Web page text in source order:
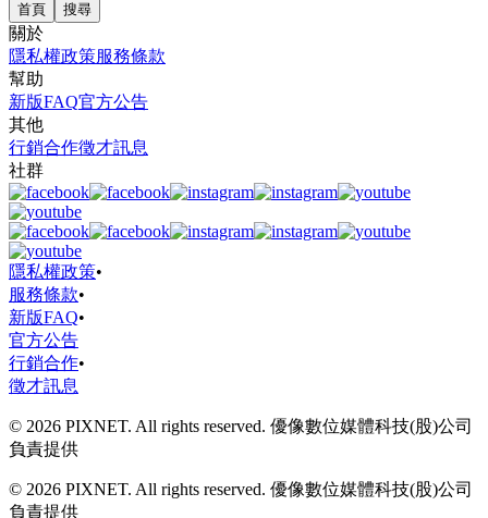
首頁 搜尋
關於
隱私權政策服務條款
幫助
新版FAQ官方公告
其他
行銷合作徵才訊息
社群
隱私權政策•
服務條款•
新版FAQ•
官方公告
行銷合作•
徵才訊息
© 2026 PIXNET. All rights reserved. 優像數位媒體科技(股)公司
負責提供
© 2026 PIXNET. All rights reserved. 優像數位媒體科技(股)公司
負責提供